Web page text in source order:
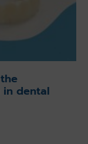
dental